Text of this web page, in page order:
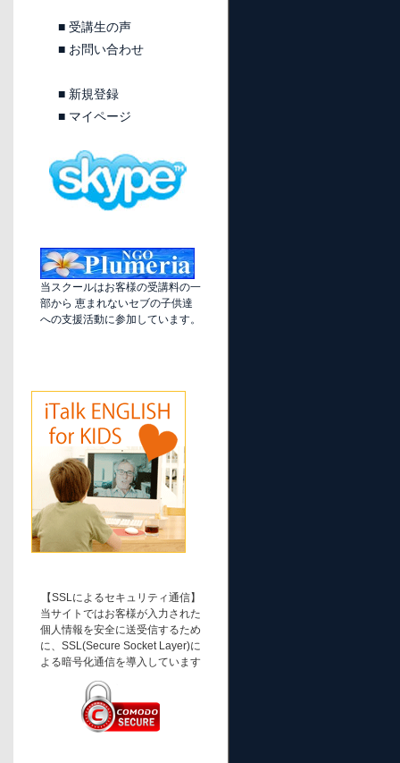
■ 受講生の声
■ お問い合わせ
■ 新規登録
■ マイページ
当スクールはお客様の受講料の一
部から 恵まれないセブの子供達
への支援活動に参加しています。
【SSLによるセキュリティ通信】
当サイトではお客様が入力された
個人情報を安全に送受信するため
に、SSL(Secure Socket Layer)に
よる暗号化通信を導入しています